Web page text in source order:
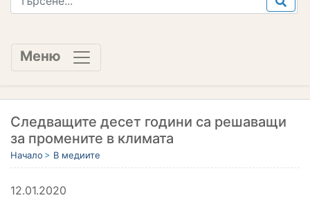
Меню
Следващите десет години са решаващи
за промените в климата
Начало В медиите
12.01.2020